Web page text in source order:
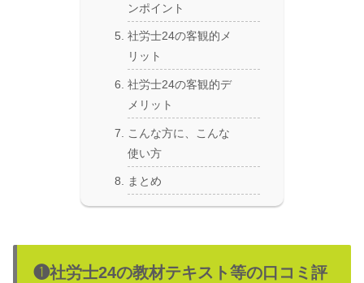
ンポイント
社労士24の客観的メ
リット
社労士24の客観的デ
メリット
こんな方に、こんな
使い方
まとめ
❶社労士24の教材テキスト等の口コミ評